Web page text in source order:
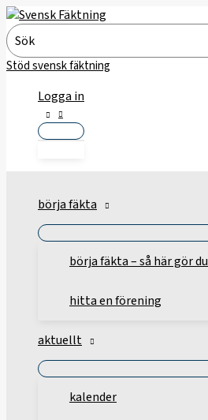
Hoppa
till
innehåll
Search
for:
Stöd svensk fäktning
Logga in
börja fäkta
börja fäkta – så här gör du
hitta en förening
aktuellt
kalender